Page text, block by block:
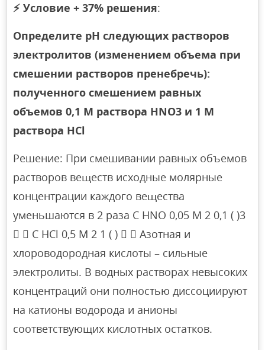
⚡ Условие + 37% решения:
Определите pH следующих растворов
электролитов (изменением объема при
смешении растворов пренебречь):
полученного смешением равных
объемов 0,1 М раствора HNO3 и 1 М
раствора HCl
Решение: При смешивании равных объемов
растворов веществ исходные молярные
концентрации каждого вещества
уменьшаются в 2 раза С HNO 0,05 M 2 0,1 ( )3
  С HCl 0,5 M 2 1 ( )   Азотная и
хлороводородная кислоты – сильные
электролиты. В водных растворах невысоких
концентраций они полностью диссоциируют
на катионы водорода и анионы
соответствующих кислотных остатков.